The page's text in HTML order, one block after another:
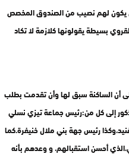
يكون لهم نصيب من الصندوق المخصص
بسيطة يقولونها كلازمة لا تكاد
أن الساكنة سبق لها وأن تقدمت بطلب
إلى كل من:رئيس جماعة تيزي نسلي
رئيس جهة بني ملال خنيفرة.كما
أحسن استقبالهم، و وعدهم بأنه